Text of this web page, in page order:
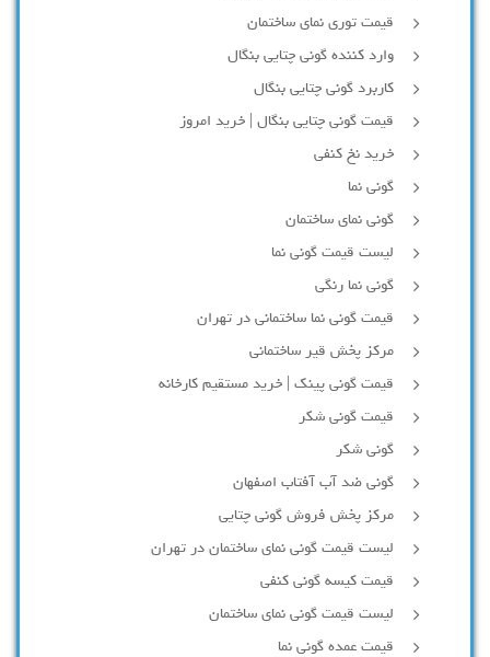
قیمت توری نمای ساختمان
وارد کننده گونی چتایی بنگال
کاربرد گونی چتایی بنگال
قیمت گونی چتایی بنگال | خرید امروز
خرید نخ کنفی
گونی نما
گونی نمای ساختمان
لیست قیمت گونی نما
گونی نما رنگی
قیمت گونی نما ساختمانی در تهران
مرکز پخش قیر ساختمانی
قیمت گونی پینک | خرید مستقیم کارخانه
قیمت گونی شکر
گونی شکر
گونی ضد آب آفتاب اصفهان
مرکز پخش فروش گونی چتایی
لیست قیمت گونی نمای ساختمان در تهران
قیمت کیسه گونی کنفی
لیست قیمت گونی نمای ساختمان
قیمت عمده گونی نما